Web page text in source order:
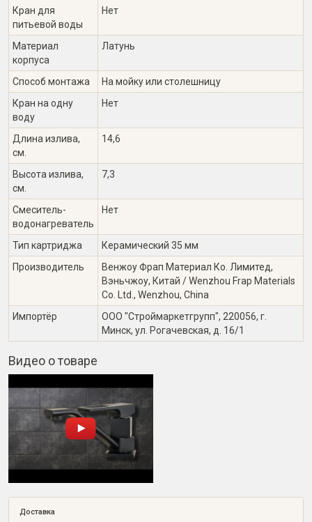
Кран для
питьевой воды
Нет
Материал
корпуса
Латунь
Способ монтажа
На мойку или столешницу
Кран на одну
воду
Нет
Длина излива,
см.
14,6
Высота излива,
см.
7,3
Смеситель-
водонагреватель
Нет
Тип картриджа
Керамический 35 мм
Производитель
Венжоу Фрап Материал Ко. Лимитед,
Вэньчжоу, Китай / Wenzhou Frap Materials
Co. Ltd., Wenzhou, China
Импортёр
ООО "Строймаркетгрупп", 220056, г.
Минск, ул. Рогачевская, д. 16/1
Видео о товаре
Доставка